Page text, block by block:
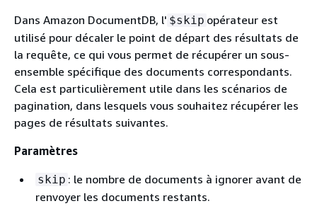
Dans Amazon DocumentDB, l' $skip opérateur est
utilisé pour décaler le point de départ des résultats de
la requête, ce qui vous permet de récupérer un sous-
ensemble spécifique des documents correspondants.
Cela est particulièrement utile dans les scénarios de
pagination, dans lesquels vous souhaitez récupérer les
pages de résultats suivantes.
Paramètres
skip : le nombre de documents à ignorer avant de
renvoyer les documents restants.